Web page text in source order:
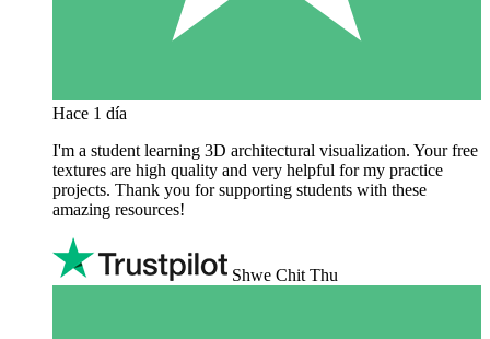
Hace 1 día
I'm a student learning 3D architectural visualization. Your free
textures are high quality and very helpful for my practice
projects. Thank you for supporting students with these
amazing resources!
Shwe Chit Thu